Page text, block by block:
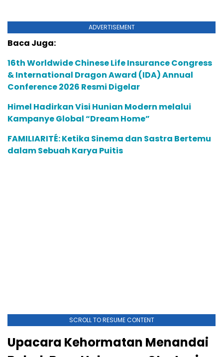
ADVERTISEMENT
Baca Juga:
16th Worldwide Chinese Life Insurance Congress
& International Dragon Award (IDA) Annual
Conference 2026 Resmi Digelar
Himel Hadirkan Visi Hunian Modern melalui
Kampanye Global “Dream Home”
FAMILIARITÉ: Ketika Sinema dan Sastra Bertemu
dalam Sebuah Karya Puitis
SCROLL TO RESUME CONTENT
Upacara Kehormatan Menandai